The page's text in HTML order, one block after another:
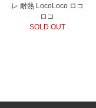
レ 耐熱 LocoLoco ロコ
ロコ
SOLD OUT